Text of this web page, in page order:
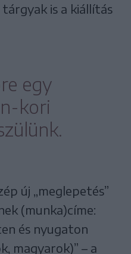
is a kiállítás
egy
kori
új „meglepetés”
(munka)címe:
és nyugaton
magyarok)” – a